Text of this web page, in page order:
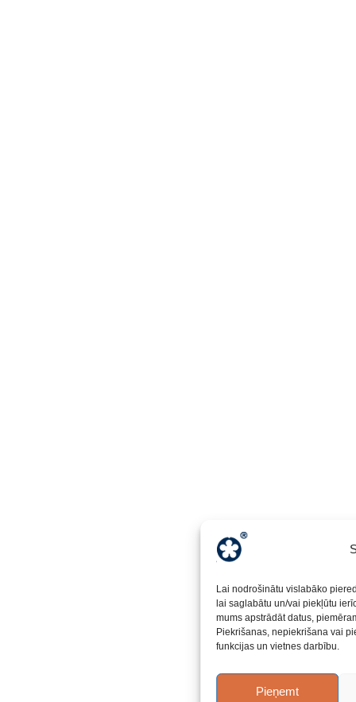
Lai nodrošinātu vislabāko
lai saglabātu un/vai piekļūtu
mums apstrādāt datus,
Piekrišanas, nepiekrišana vai
funkcijas un vietnes darbību.
Pieņemt